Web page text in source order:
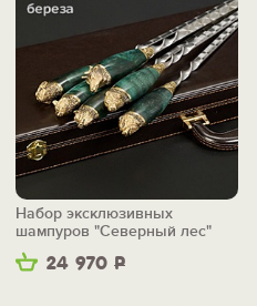
24 970 Р
Набор эксклюзивных
шампуров "Северный лес"